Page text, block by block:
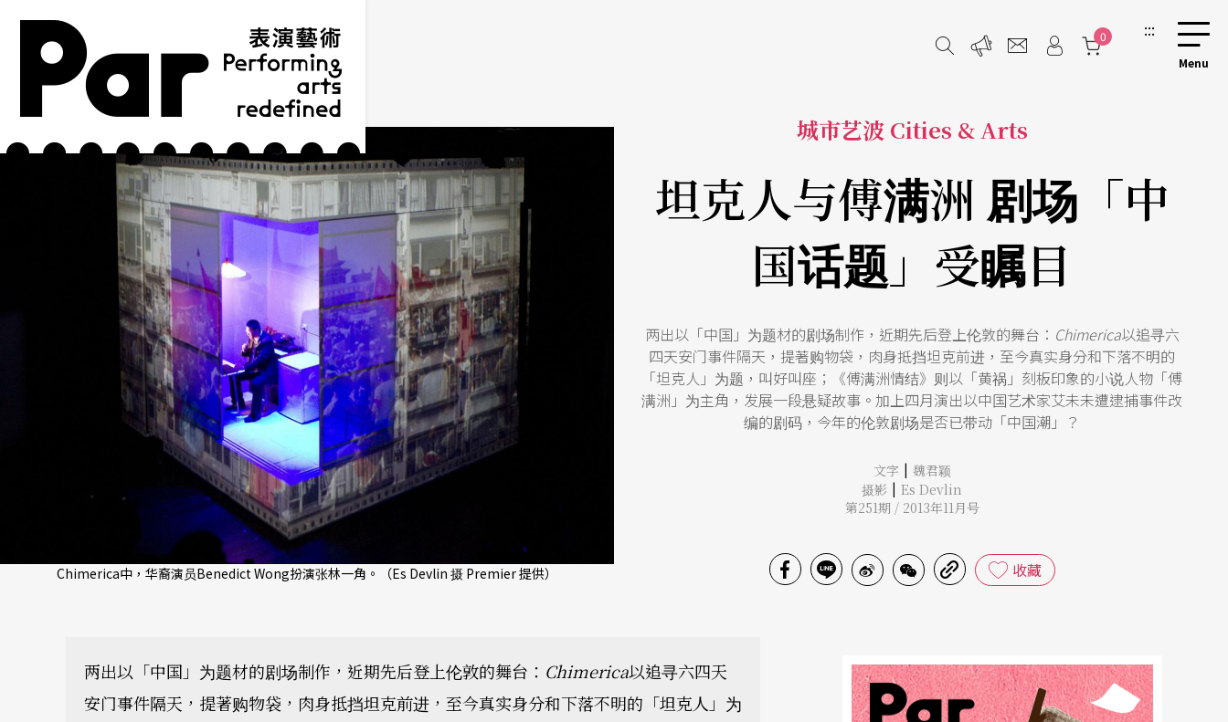
跳到主要内容区块
网站导览
0 :::
Chimerica中，华裔演员Benedict Wong扮演张林一角。（Es Devlin 摄 Premier 提供）
城市艺波 Cities & Arts
坦克人与傅满洲 剧场「中
国话题」受瞩目
两出以「中国」为题材的剧场制作，近期先后登上伦敦的舞台： Chimerica以追寻六
四天安门事件隔天，提著购物袋，肉身抵挡坦克前进，至今真实身分和下落不明的
「坦克人」为题，叫好叫座；《傅满洲情结》则以「黄祸」刻板印象的小说人物「傅
满洲」为主角，发展一段悬疑故事。加上四月演出以中国艺术家艾未未遭逮捕事件改
编的剧码，今年的伦敦剧场是否已带动「中国潮」？
文字 | 魏君颖
摄影 | Es Devlin
第251期 / 2013年11月号
收藏
两出以「中国」为题材的剧场制作，近期先后登上伦敦的舞台： Chimerica以追寻六四天
安门事件隔天，提著购物袋，肉身抵挡坦克前进，至今真实身分和下落不明的「坦克人」为